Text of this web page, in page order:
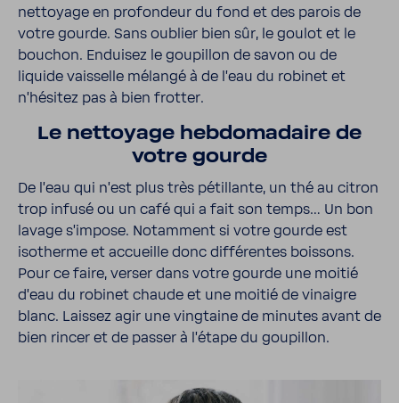
nettoyage en profon­deur du fond et des parois de
votre gourde. Sans oublier bien sûr, le goulot et le
bouchon. Enduisez le goupillon de savon ou de
liquide vais­selle mélangé à de l’eau du robinet et
n’hé­sitez pas à bien frotter.
Le nettoyage hebdo­ma­daire de
votre gourde
De l’eau qui n’est plus très pétillante, un thé au citron
trop infusé ou un café qui a fait son temps… Un bon
lavage s’im­pose. Notam­ment si votre gourde est
isotherme et accueille donc diffé­rentes bois­sons.
Pour ce faire, verser dans votre gourde une moitié
d’eau du robinet chaude et une moitié de vinaigre
blanc. Laissez agir une ving­taine de minutes avant de
bien rincer et de passer à l’étape du goupillon.